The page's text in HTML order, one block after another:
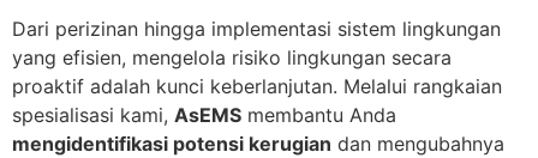
Dari perizinan hingga implementasi sistem lingkungan
yang efisien, mengelola risiko lingkungan secara
proaktif adalah kunci keberlanjutan. Melalui rangkaian
spesialisasi kami, AsEMS membantu Anda
mengidentifikasi potensi kerugian dan mengubahnya